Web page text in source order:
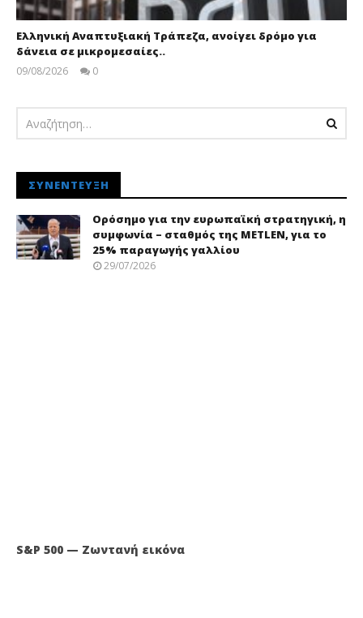
Ελληνική Αναπτυξιακή Τράπεζα, ανοίγει δρόμο για
δάνεια σε μικρομεσαίες..
09/08/2026
0
ΣΥΝΈΝΤΕΥΞΗ
Ορόσημο για την ευρωπαϊκή στρατηγική, η
συμφωνία – σταθμός της METLEN, για το
25% παραγωγής γαλλίου
29/07/2026
S&P 500 — Ζωντανή εικόνα